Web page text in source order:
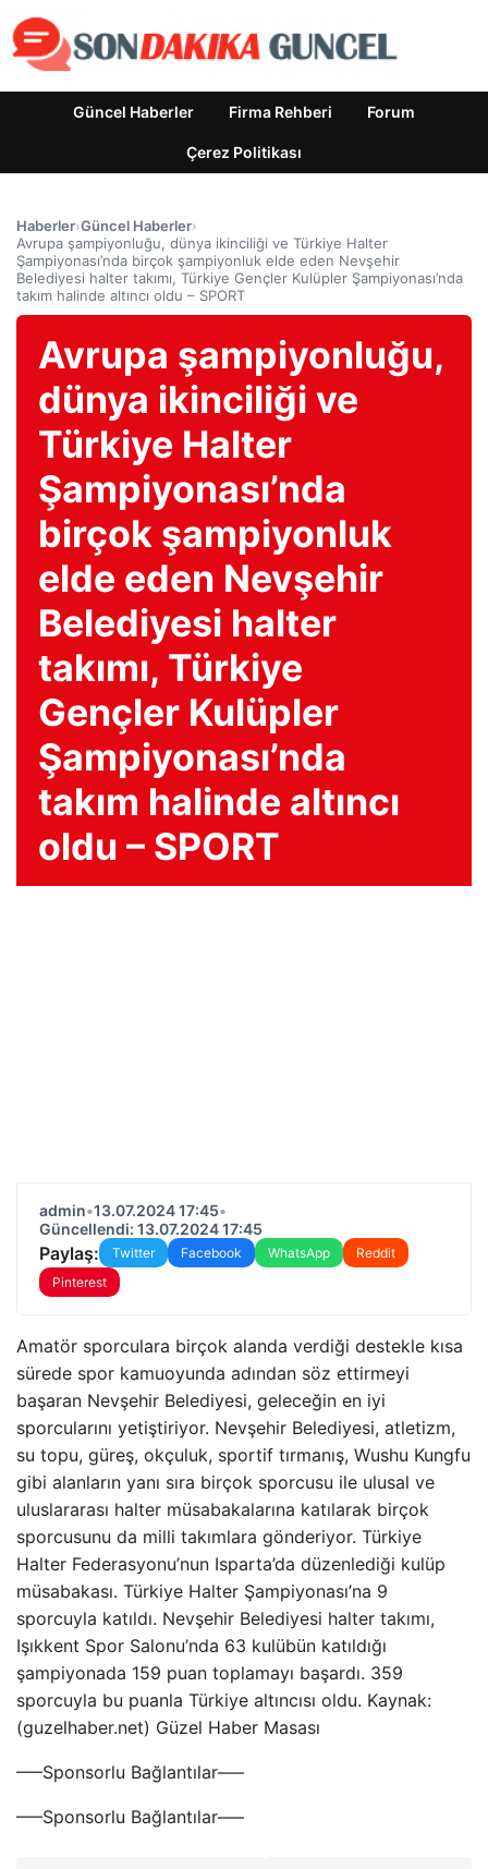
Güncel Haberler Firma Rehberi Forum
Çerez Politikası
Haberler›Güncel Haberler›
Avrupa şampiyonluğu, dünya ikinciliği ve Türkiye Halter
Şampiyonası’nda birçok şampiyonluk elde eden Nevşehir
Belediyesi halter takımı, Türkiye Gençler Kulüpler Şampiyonası’nda
takım halinde altıncı oldu – SPORT
Avrupa şampiyonluğu,
dünya ikinciliği ve
Türkiye Halter
Şampiyonası’nda
birçok şampiyonluk
elde eden Nevşehir
Belediyesi halter
takımı, Türkiye
Gençler Kulüpler
Şampiyonası’nda
takım halinde altıncı
oldu – SPORT
admin•13.07.2024 17:45•
Güncellendi: 13.07.2024 17:45
Paylaş: Twitter Facebook WhatsApp
Reddit
Pinterest
Amatör sporculara birçok alanda verdiği destekle kısa
sürede spor kamuoyunda adından söz ettirmeyi
başaran Nevşehir Belediyesi, geleceğin en iyi
sporcularını yetiştiriyor. Nevşehir Belediyesi, atletizm,
su topu, güreş, okçuluk, sportif tırmanış, Wushu Kungfu
gibi alanların yanı sıra birçok sporcusu ile ulusal ve
uluslararası halter müsabakalarına katılarak birçok
sporcusunu da milli takımlara gönderiyor. Türkiye
Halter Federasyonu’nun Isparta’da düzenlediği kulüp
müsabakası. Türkiye Halter Şampiyonası’na 9
sporcuyla katıldı. Nevşehir Belediyesi halter takımı,
Işıkkent Spor Salonu’nda 63 kulübün katıldığı
şampiyonada 159 puan toplamayı başardı. 359
sporcuyla bu puanla Türkiye altıncısı oldu. Kaynak:
(guzelhaber.net) Güzel Haber Masası
—–Sponsorlu Bağlantılar—–
—–Sponsorlu Bağlantılar—–